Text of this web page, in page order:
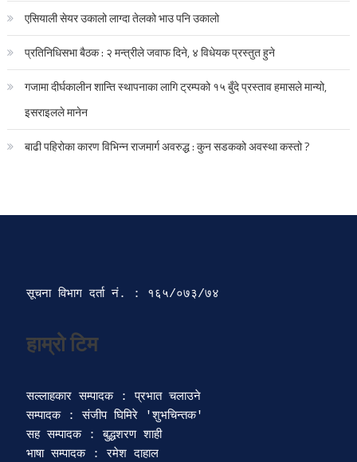
एसियाली सेयर उकालो लाग्दा तेलको भाउ पनि उकालो
प्रतिनिधिसभा बैठक : २ मन्त्रीले जवाफ दिने, ४ विधेयक प्रस्तुत हुने
गजामा दीर्घकालीन शान्ति स्थापनाका लागि ट्रम्पको १५ बुँदे प्रस्ताव हमासले मान्यो,
इसराइलले मानेन
बाढी पहिरोका कारण विभिन्न राजमार्ग अवरुद्ध : कुन सडकको अवस्था कस्तो ?
सूचना विभाग दर्ता‍ नं. : १६५/०७३/७४
हाम्रो टिम
सल्लाहकार सम्पादक : प्रभात चलाउने
सम्पादक : संजीप घिमिरे 'शुभचिन्तक'
सह सम्पादक : बुद्धशरण शाही
भाषा सम्पादक : रमेश दाहाल